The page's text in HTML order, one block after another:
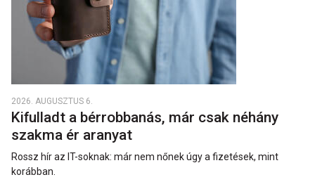
2026. AUGUSZTUS 6.
Kifulladt a bérrobbanás, már csak néhány
szakma ér aranyat
Rossz hír az IT-soknak: már nem nőnek úgy a fizetések, mint
korábban.